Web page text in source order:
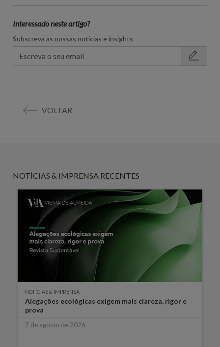
Interessado neste artigo?
Subscreva as nossas notícias e insights
VOLTAR
NOTÍCIAS & IMPRENSA RECENTES
NOTÍCIAS & IMPRENSA
Alegações ecológicas exigem mais clareza, rigor e
prova
7 de agosto de 2026